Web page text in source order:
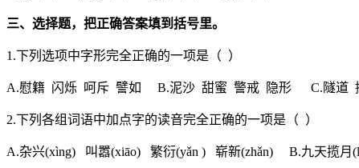
三、选择题，把正确答案填到括号里。
1.下列选项中字形完全正确的一项是（ ）
A.慰籍 闪烁 呵斥 譬如 B.泥沙 甜蜜 警戒 隐形 C.隧道
2.下列各组词语中加点字的读音完全正确的一项是（ ）
A.杂兴(xìng) 叫嚣(xiāo) 繁衍(yǎn ) 崭新(zhǎn) B.九天揽月